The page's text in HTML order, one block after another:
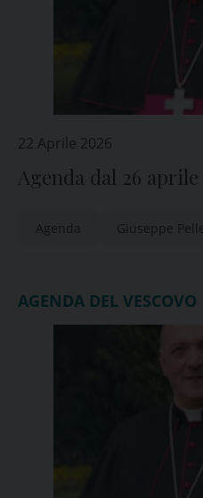
22 Aprile 2026
Agenda dal 26
Agenda Giuseppe
AGENDA DEL VESCOVO